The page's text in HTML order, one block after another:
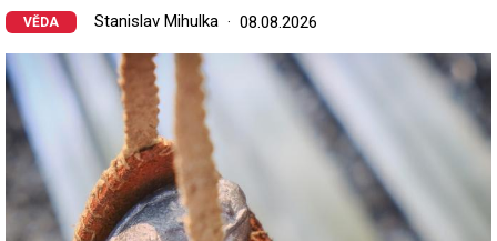
VĚDA Stanislav Mihulka 08.08.2026
Image